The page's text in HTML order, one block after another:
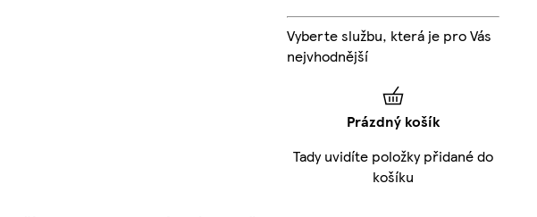
Vyberte službu, která je pro Vás
nejvhodnější
Prázdný košík
Tady uvidíte položky přidané do
košíku